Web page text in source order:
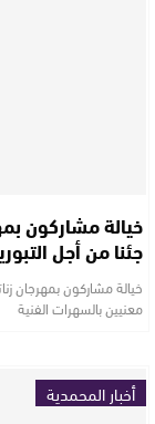
خيالة مشاركون
جئنا من أجل
خيالة مشاركون بمهرجان
معنيين بالسهرات الفنية
أخبار المحمدية